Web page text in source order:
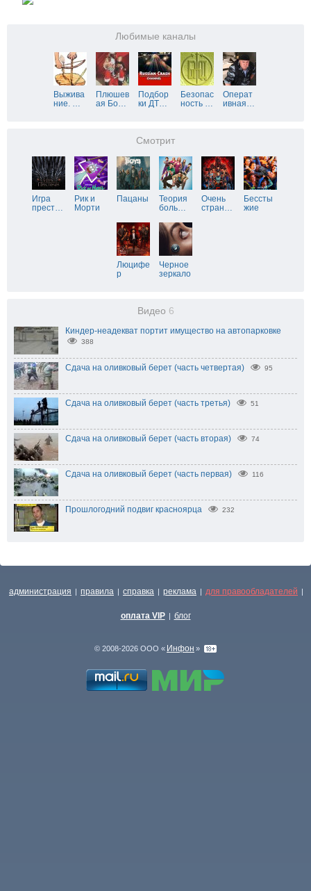
Любимые каналы
Выжива
ние. …
Плюшев
ая Бо…
Подбор
ки ДТ…
Безопас
ность …
Операт
ивная…
Смотрит
Игра
прест…
Рик и
Морти
Пацаны
Теория
боль…
Очень
стран…
Бессты
жие
Люцифе
р
Черное
зеркало
Видео 6
Киндер-неадекват портит имущество на автопарковке
388
Сдача на оливковый берет (часть четвертая) 95
Сдача на оливковый берет (часть третья) 51
Сдача на оливковый берет (часть вторая) 74
Сдача на оливковый берет (часть первая) 116
Прошлогодний подвиг красноярца 232
администрация | правила | справка | реклама | для правообладателей |
оплата VIP | блог
© 2008-2026 ООО « Инфон »